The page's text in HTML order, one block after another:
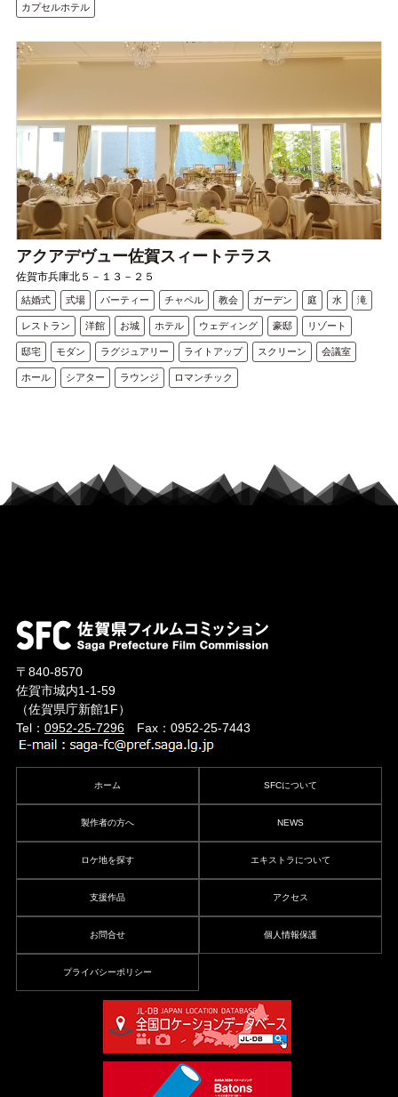
カプセルホテル
アクアデヴュー佐賀スィートテラス
佐賀市兵庫北５－１３－２５
結婚式 式場 パーティー チャペル 教会 ガーデン 庭 水 滝
レストラン 洋館 お城 ホテル ウェディング 豪邸 リゾート
邸宅 モダン ラグジュアリー ライトアップ スクリーン 会議室
ホール シアター ラウンジ ロマンチック
〒840-8570
佐賀市城内1-1-59
（佐賀県庁新館1F）
Tel： 0952-25-7296Fax：0952-25-7443
ホーム SFCについて
製作者の方へ NEWS
ロケ地を探す エキストラについて
支援作品 アクセス
お問合せ 個人情報保護
プライバシーポリシー